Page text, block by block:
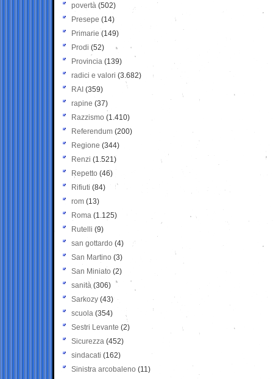
povertà (502)
Presepe (14)
Primarie (149)
Prodi (52)
Provincia (139)
radici e valori (3.682)
RAI (359)
rapine (37)
Razzismo (1.410)
Referendum (200)
Regione (344)
Renzi (1.521)
Repetto (46)
Rifiuti (84)
rom (13)
Roma (1.125)
Rutelli (9)
san gottardo (4)
San Martino (3)
San Miniato (2)
sanità (306)
Sarkozy (43)
scuola (354)
Sestri Levante (2)
Sicurezza (452)
sindacati (162)
Sinistra arcobaleno (11)